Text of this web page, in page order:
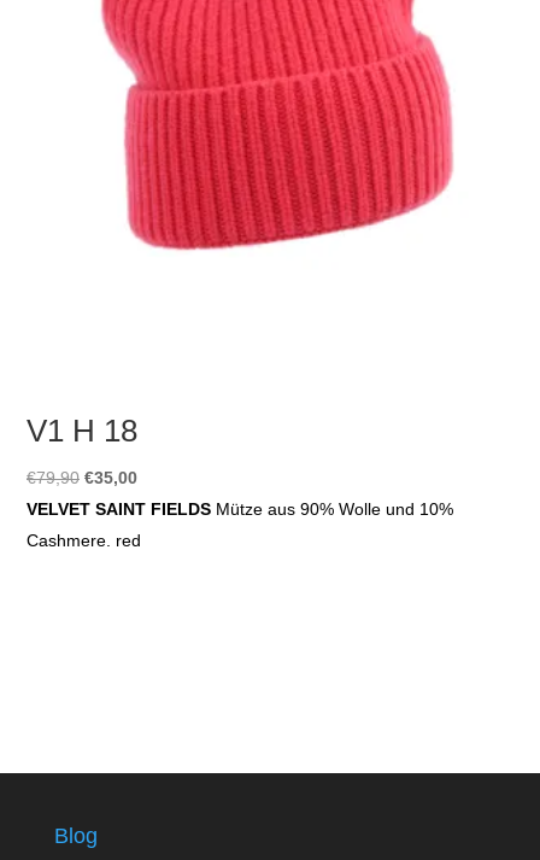
V1 H 18
€79,90 Ursprünglicher
Preis
war:
€35,00Aktueller
Preis
ist:
VELVET SAINT FIELDS Mütze aus 90% Wolle und 10%
Cashmere. red
Blog